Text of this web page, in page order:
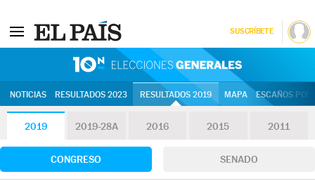
SUSCRÍBETE
NOTICIAS RESULTADOS 2023 RESULTADOS 2019 MAPA ESCAÑOS
2019 2019-28A 2016 2015 2011
CONGRESO SENADO